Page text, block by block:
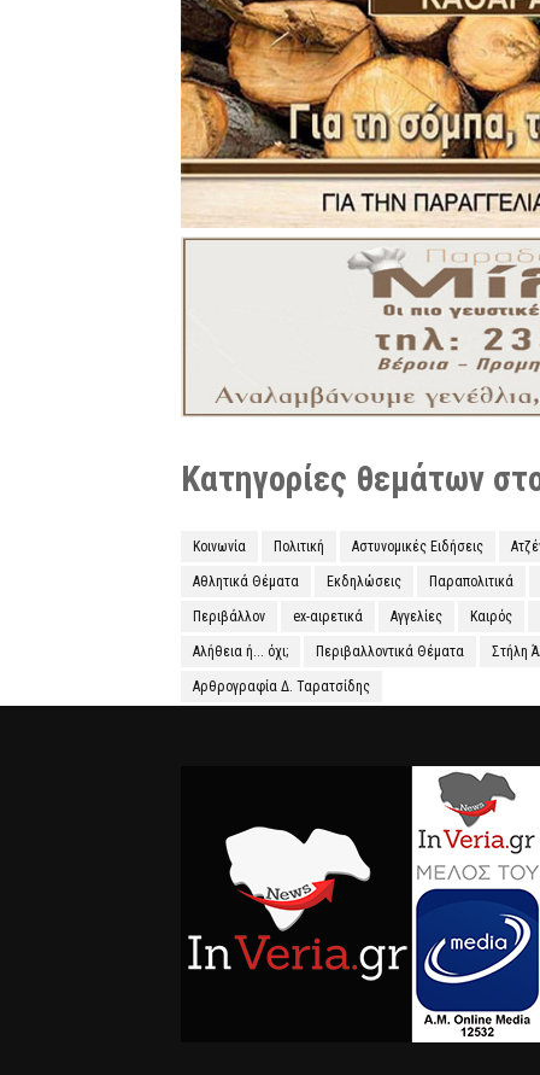
Κατηγορίες θεμάτων
Κοινωνία Πολιτική Αστυνομικές Ειδήσεις
Αθλητικά Θέματα Εκδηλώσεις Παραπολιτικά
Περιβάλλον ex-αιρετικά Αγγελίες Καιρός
Αλήθεια ή... όχι; Περιβαλλοντικά Θέματα Στήλη
Αρθρογραφία Δ. Ταρατσίδης